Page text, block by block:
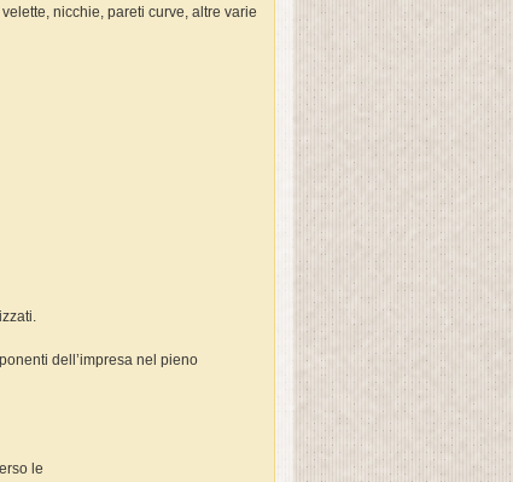
nicchie, pareti curve, altre varie
dell’impresa nel pieno
le